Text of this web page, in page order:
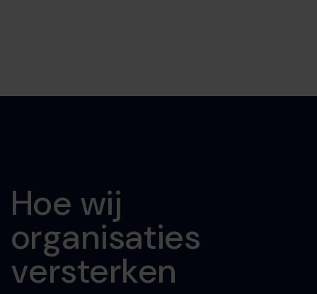
Hoe wij
organisaties
versterken